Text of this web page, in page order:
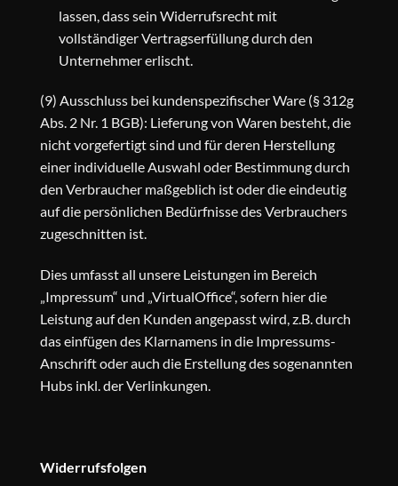
lassen, dass sein Widerrufsrecht mit
vollständiger Vertragserfüllung durch den
Unternehmer erlischt.
(9) Ausschluss bei kundenspezifischer Ware (§ 312g
Abs. 2 Nr. 1 BGB): Lieferung von Waren besteht, die
nicht vorgefertigt sind und für deren Herstellung
einer individuelle Auswahl oder Bestimmung durch
den Verbraucher maßgeblich ist oder die eindeutig
auf die persönlichen Bedürfnisse des Verbrauchers
zugeschnitten ist.
Dies umfasst all unsere Leistungen im Bereich
„Impressum“ und „VirtualOffice“, sofern hier die
Leistung auf den Kunden angepasst wird, z.B. durch
das einfügen des Klarnamens in die Impressums-
Anschrift oder auch die Erstellung des sogenannten
Hubs inkl. der Verlinkungen.
Widerrufsfolgen